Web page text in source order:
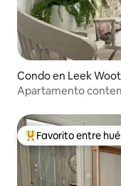
Condo en Leek
Apartamento
Favorito entre
Favorito entre